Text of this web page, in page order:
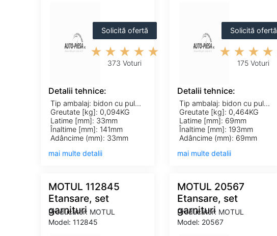
Solicită ofertă
373 Voturi
Detalii tehnice:
Tip ambalaj: bidon cu pulverizator
Greutate [kg]: 0,094KG
Latime [mm]: 33mm
Înaltime [mm]: 141mm
Adâncime (mm): 33mm
mai multe detalii
Solicită ofertă
175 Voturi
Detalii tehnice:
Tip ambalaj: bidon cu pulverizator
Greutate [kg]: 0,464KG
Latime [mm]: 69mm
Înaltime [mm]: 193mm
Adâncime (mm): 69mm
mai multe detalii
MOTUL 112845
Etansare, set
garnituri
Producator: MOTUL
Model: 112845
MOTUL 20567
Etansare, set
garnituri
Producator: MOTUL
Model: 20567